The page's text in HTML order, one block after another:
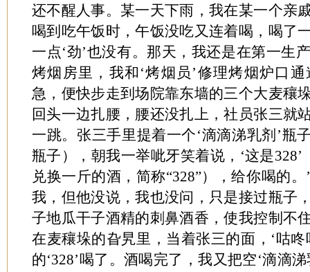
还不醒人事。某一天下雨，我在某一个亲
喝到吃午饭时，午饭没吃又连着喝，喝了
一点‘劲’也没有。那天，我还是在第一生
烤烟房里，我和‘烤烟员’修理烤烟炉口
急，便快步走到场院靠东墙的三个大麦穰
回头一边扎腰，腰还没扎上，社员张三就
一跳。张三手里提着一个‘滴滴涕乳剂’瓶
瓶子），朝我一举呲牙笑着说，‘这是
兑换一斤的酒，简称“328”），给你喝的
我，但他没说，我也没问，只是接过瓶子
子地瓜干子酒精的刺鼻酒香，使我控制不
在麦穰垛的旮旯里，当着张三的面，‘咕
的‘328’喝了。酒喝完了，我又把空‘滴滴